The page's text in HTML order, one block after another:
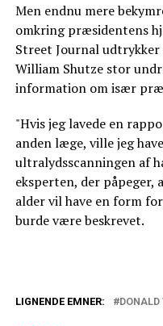
Men endnu mere
omkring præsidentens
Street Journal
William Shutze stor
information om især
"Hvis jeg lavede en
anden læge, ville jeg
ultralydsscanningen af
eksperten, der
alder vil have en form
burde være beskrevet.
LIGNENDE EMNER: DONALD